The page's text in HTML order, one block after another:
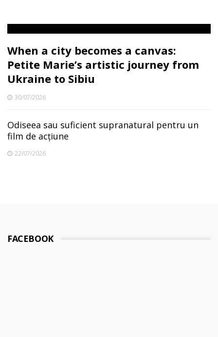
When a city becomes a canvas:
Petite Marie’s artistic journey from
Ukraine to Sibiu
30/07/2026
Odiseea sau suficient supranatural pentru un
film de acțiune
22/07/2026
FACEBOOK